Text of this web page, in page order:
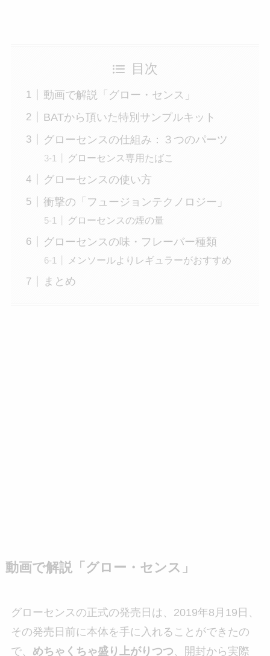
目次
動画で解説「グロー・センス」
BATから頂いた特別サンプルキット
グローセンスの仕組み：３つのパーツ
グローセンス専用たばこ
グローセンスの使い方
衝撃の「フュージョンテクノロジー」
グローセンスの煙の量
グローセンスの味・フレーバー種類
メンソールよりレギュラーがおすすめ
まとめ
動画で解説「グロー・センス」
グローセンスの正式の発売日は、2019年8月19日、
その発売日前に本体を手に入れることができたの
で、 めちゃくちゃ盛り上がりつつ 、開封から実際